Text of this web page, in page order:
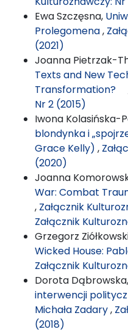
Ewa Szczęsna,
Prolegomena,
(2021)
Joanna Pietrzak-
Texts and New
Transformation?
Nr 2 (2015)
Iwona Kolasińska-
blondynka i
Grace Kelly) ,
(2020)
Joanna
War: Combat
, Załącznik
Załącznik
Grzegorz
Wicked House:
Załącznik
Dorota Dąbrowska,
interwencji
Michała Zadary,
(2018)